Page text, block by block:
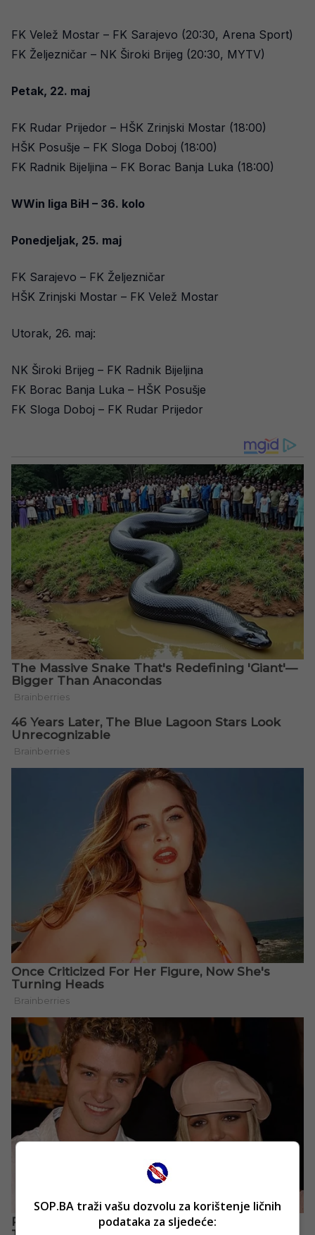
FK Velež Mostar – FK Sarajevo (20:30, Arena Sport)
FK Željezničar – NK Široki Brijeg (20:30, MYTV)
Petak, 22. maj
FK Rudar Prijedor – HŠK Zrinjski Mostar (18:00)
HŠK Posušje – FK Sloga Doboj (18:00)
FK Radnik Bijeljina – FK Borac Banja Luka (18:00)
WWin liga BiH – 36. kolo
Ponedjeljak, 25. maj
FK Sarajevo – FK Željezničar
HŠK Zrinjski Mostar – FK Velež Mostar
Utorak, 26. maj:
NK Široki Brijeg – FK Radnik Bijeljina
FK Borac Banja Luka – HŠK Posušje
FK Sloga Doboj – FK Rudar Prijedor
SOP.BA traži vašu dozvolu za korištenje ličnih
podataka za sljedeće: